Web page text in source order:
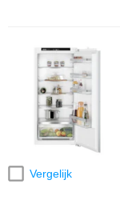
Vergelijk